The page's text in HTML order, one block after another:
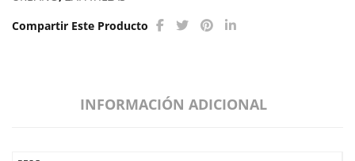
Compartir Este Producto
INFORMACIÓN ADICIONAL